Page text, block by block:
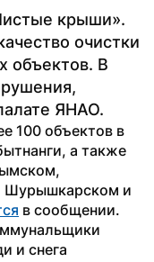
крыши».
очистки
объектов. В
ЯНАО.
100 объектов в
а также
Шурышкарском и
в сообщении.
и снега